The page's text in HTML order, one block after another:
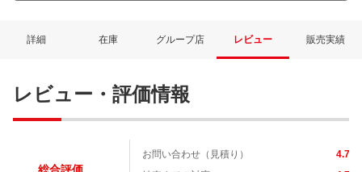
詳細 在庫 グループ店 レビュー 販売実績
レビュー・評価情報
お問い合わせ（見積り）
4.7